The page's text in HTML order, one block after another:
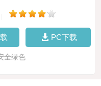
PC下载
全绿色